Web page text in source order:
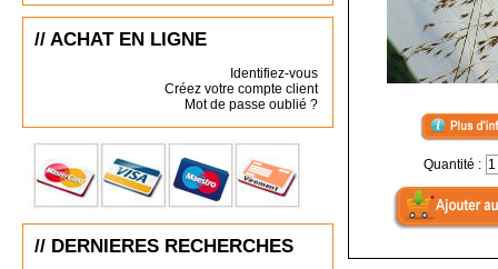
// ACHAT EN LIGNE
Identifiez-vous
Créez votre compte client
Mot de passe oublié ?
// DERNIERES RECHERCHES
Quantité :